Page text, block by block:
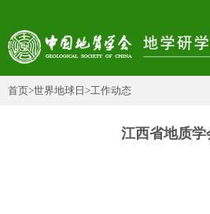
首页>世界地球日 >工作动态
江西省地质